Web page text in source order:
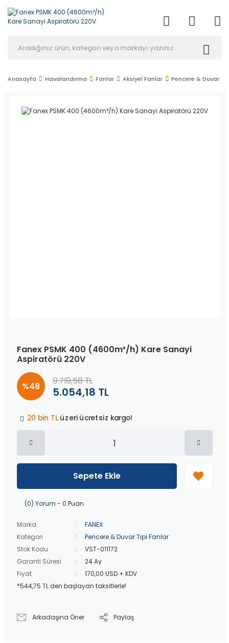
Anasayfa Havalandırma Fanlar Aksiyel Fanlar Pencere & Duvar
Fanex PSMK 400 (4600m³/h) Kare Sanayi
Aspiratörü 220V
%48 5.054,18 TL
9.719,58 TL
20 bin TLüzeri ücretsiz kargo!
40 bin TL
Peşin fiyatına
üzeri ücretsiz kargo!
üzeri ücretsiz kargo!
40 bin TLüzeri özel teklif!
Sepete Ekle
(0) Yorum - 0 Puan
Marka
FANEX
Kategori
Pencere & Duvar Tipi Fanlar
Stok Kodu
VST-011172
Garanti Süresi
24 Ay
Fiyat
170,00 USD + KDV
*544,75 TL den başlayan taksitlerle!
Arkadaşına Öner Paylaş